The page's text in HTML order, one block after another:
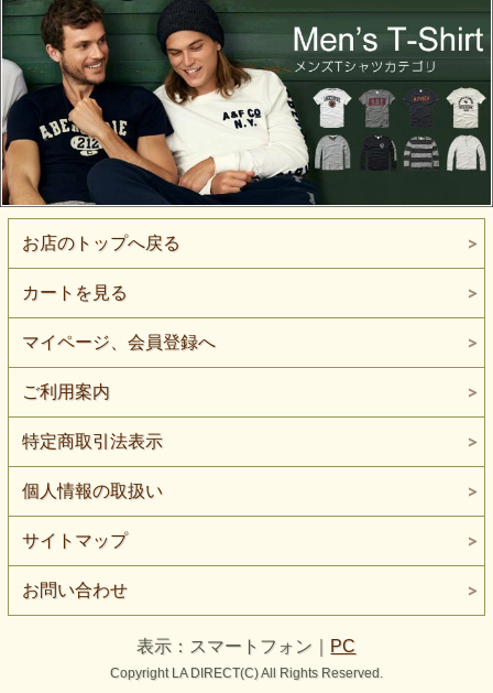
お店のトップへ戻る
カートを見る
マイページ、会員登録へ
ご利用案内
特定商取引法表示
個人情報の取扱い
サイトマップ
お問い合わせ
表示：スマートフォン｜ PC
Copyright LA DIRECT(C) All Rights Reserved.